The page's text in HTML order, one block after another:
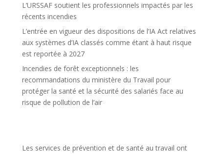
L’URSSAF soutient les professionnels impactés par les
récents incendies
L’entrée en vigueur des dispositions de l’IA Act relatives
aux systèmes d’IA classés comme étant à haut risque
est reportée à 2027
Incendies de forêt exceptionnels : les
recommandations du ministère du Travail pour
protéger la santé et la sécurité des salariés face au
risque de pollution de l’air
Les services de prévention et de santé au travail ont